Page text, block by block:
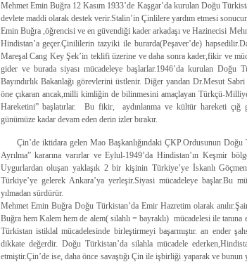
Mehmet Emin Buğra 12 Kasım 1933’de Kaşgar’da kurulan Doğu
devlete maddi olarak destek verir.Stalin’in Çinlilere yardım etmesi
Emin Buğra ,öğrencisi ve en güvendiği kader arkadaşı ve Hazinecisi
Hindistan’a geçer.Çinililerin tazyiki ile burarda(Peşaver’de)
Mareşal Cang Key Şek’in teklifi üzerine ve daha sonra kader,fikir ve
gider ve burada siyası mücadeleye başlarlar.1946’da kurulan Doğu
Bayındırlık Bakanlağı görevlerini üstlenir. Diğer yandan Dr.Mesut
öne çıkaran ancak,milli kimliğin de bilinmesini amaçlayan Türkçü-
Hareketini” başlatırlar. Bu fikir, aydınlanma ve kültür hareketi çığ
günümüze kadar devam eden derin izler bırakır.
Çin’de iktidara gelen Mao Başkanlığındaki ÇKP.Ordusunun Doğu
Ayrılma” kararına varırlar ve Eylul-1949’da Hindistan’ın Keşmir
Uygurlardan oluşan yaklaşık 2 bir kişinin Türkiye’ye İskanlı
Türkiye’ye gelerek Ankara’ya yerleşir.Siyasi mücadeleye başlar.Bu
yılmadan sürdürür.
Mehmet Emin Buğra Doğu Türkistan’da Emir Hazretim olarak
Buğra hem Kalem hem de alem( silahlı = bayraklı) mücadelesi ile
Türkistan istiklal mücadelesinde birleştirmeyi başarmıştır. an ender
dikkate değerdir. Doğu Türkistan’da silahla mücadele
etmiştir.Çin’de ise, daha önce savaştığı Çin ile işbirliği yaparak ve